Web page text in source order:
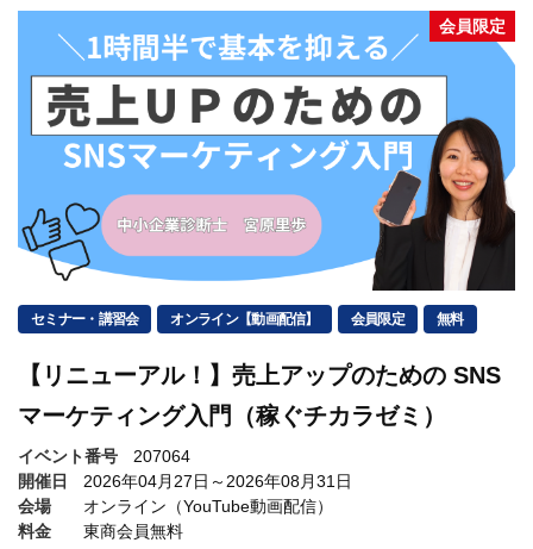
会員限定
セミナー・講習会 オンライン【動画配信】 会員限定 無料
【リニューアル！】売上アップのための SNS
マーケティング入門（稼ぐチカラゼミ）
イベント番号
207064
開催日
2026年04月27日～2026年08月31日
会場
オンライン（YouTube動画配信）
料金
東商会員無料